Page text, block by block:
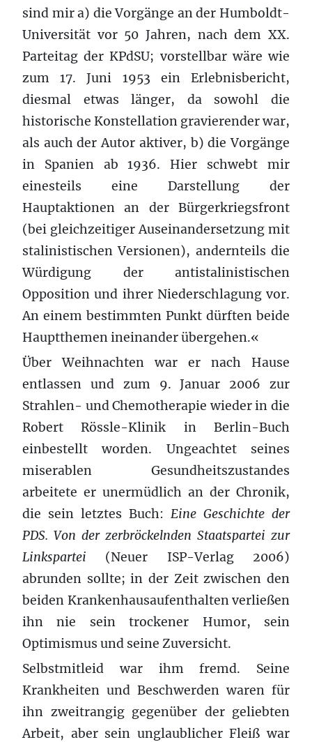
sind mir a) die Vorgänge an der Humboldt-
Universität vor 50 Jahren, nach dem XX.
Parteitag der KPdSU; vorstellbar wäre wie
zum 17. Juni 1953 ein Erlebnisbericht,
diesmal etwas länger, da sowohl die
historische Konstellation gravierender war,
als auch der Autor aktiver, b) die Vorgänge
in Spanien ab 1936. Hier schwebt mir
einesteils eine Darstellung der
Hauptaktionen an der Bürgerkriegsfront
(bei gleichzeitiger Auseinandersetzung mit
stalinistischen Versionen), andernteils die
Würdigung der antistalinistischen
Opposition und ihrer Niederschlagung vor.
An einem bestimmten Punkt dürften beide
Hauptthemen ineinander übergehen.«
Über Weihnachten war er nach Hause
entlassen und zum 9. Januar 2006 zur
Strahlen- und Chemotherapie wieder in die
Robert Rössle-Klinik in Berlin-Buch
einbestellt worden. Ungeachtet seines
miserablen Gesundheitszustandes
arbeitete er unermüdlich an der Chronik,
die sein letztes Buch: Eine Geschichte der
PDS. Von der zerbröckelnden Staatspartei zur
Linkspartei (Neuer ISP-Verlag 2006)
abrunden sollte; in der Zeit zwischen den
beiden Krankenhausaufenthalten verließen
ihn nie sein trockener Humor, sein
Optimismus und seine Zuversicht.
Selbstmitleid war ihm fremd. Seine
Krankheiten und Beschwerden waren für
ihn zweitrangig gegenüber der geliebten
Arbeit, aber sein unglaublicher Fleiß war